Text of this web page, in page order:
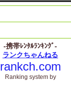
-携帯ﾚﾝﾀﾙﾗﾝｷﾝｸﾞ-
ランクちゃんねる
rankch.com
Ranking system by